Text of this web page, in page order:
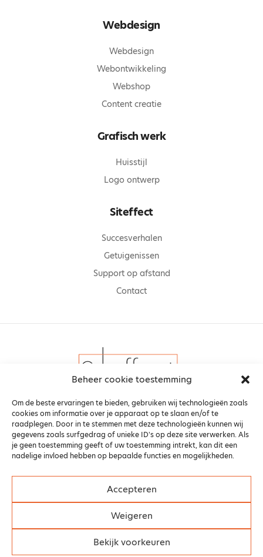
Beheer cookie toestemming
Om de beste ervaringen te bieden, gebruiken wij technologieën zoals
cookies om informatie over je apparaat op te slaan en/of te
raadplegen. Door in te stemmen met deze technologieën kunnen wij
gegevens zoals surfgedrag of unieke ID's op deze site verwerken. Als
je geen toestemming geeft of uw toestemming intrekt, kan dit een
nadelige invloed hebben op bepaalde functies en mogelijkheden.
Accepteren
Weigeren
Bekijk voorkeuren
Webdesign
Webdesign
Webontwikkeling
Webshop
Content creatie
Grafisch werk
Huisstijl
Logo ontwerp
Siteffect
Succesverhalen
Getuigenissen
Support op afstand
Contact
Algemene voorwaarden Privacy Beleid
Cookiebeleid (EU)
Copyright
Sales & Marketing Partners Belgium BV
Kerkveldweg 61, 1851 Grimbergen